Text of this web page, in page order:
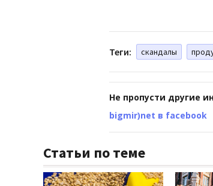
Теги: скандалы
Не пропусти другие
bigmir)net в facebook
Статьи по теме